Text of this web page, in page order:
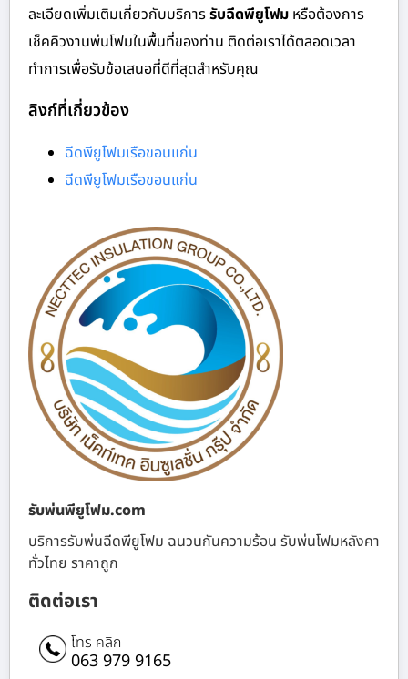
ละเอียดเพิ่มเติมเกี่ยวกับบริการรับฉีดพียูโฟม หรือต้องการ
เช็คคิวงานพ่นโฟมในพื้นที่ของท่าน ติดต่อเราได้ตลอดเวลา
ทำการเพื่อรับข้อเสนอที่ดีที่สุดสำหรับคุณ
ลิงก์ที่เกี่ยวข้อง
ฉีดพียูโฟมเรือขอนแก่น
ฉีดพียูโฟมเรือขอนแก่น
รับพ่นพียูโฟม.com
บริการรับพ่นฉีดพียูโฟม ฉนวนกันความร้อน รับพ่นโฟมหลังคา
ทั่วไทย ราคาถูก
ติดต่อเรา
โทร คลิก
063 979 9165